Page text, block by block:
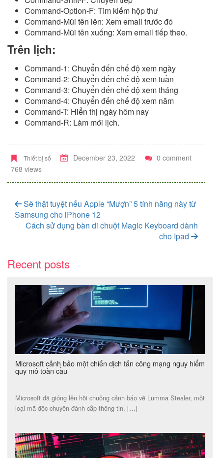
Command-Option-F: Tìm kiếm hộp thư
Command-Mũi tên lên: Xem email trước đó
Command-Mũi tên xuống: Xem email tiếp theo.
Trên lịch:
Command-1: Chuyển đến chế độ xem ngày
Command-2: Chuyển đến chế độ xem tuần
Command-3: Chuyển đến chế độ xem tháng
Command-4: Chuyển đến chế độ xem năm
Command-T: Hiển thị ngày hôm nay
Command-R: Làm mới lịch.
Thiết bị số December 23, 2022
0 comment
768 views
Sẽ thật tuyệt nếu Apple “Mượn” 5 tính năng này từ
Samsung cho iPhone 12
Cách sử dụng bàn di chuột Magic Keyboard dành
cho Ipad
Recent posts
Microsoft cảnh bảo một chiến dịch tấn công mạng nguy hiểm
quy mô toàn cầu
Microsoft đã gióng lên hồi chuông cảnh báo về Lumma Stealer, một
loại mã độc chuyên đánh cắp thông tin, […]